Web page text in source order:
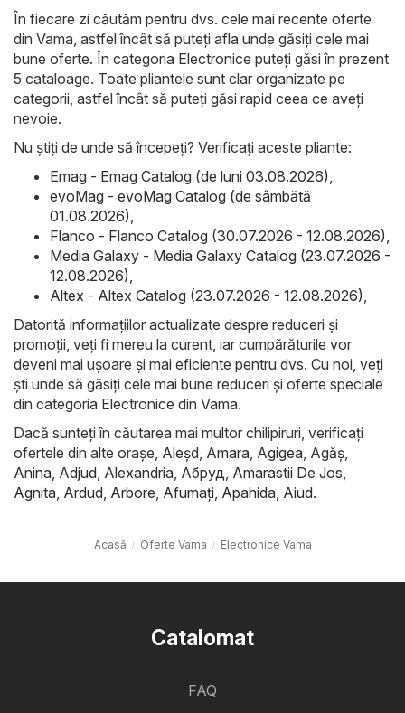
În fiecare zi căutăm pentru dvs. cele mai recente oferte
din Vama, astfel încât să puteți afla unde găsiți cele mai
bune oferte. În categoria Electronice puteți găsi în prezent
5 cataloage. Toate pliantele sunt clar organizate pe
categorii, astfel încât să puteți găsi rapid ceea ce aveți
nevoie.
Nu știți de unde să începeți? Verificați aceste pliante:
Emag - Emag Catalog (de luni 03.08.2026)
evoMag - evoMag Catalog (de sâmbătă
01.08.2026)
Flanco - Flanco Catalog (30.07.2026 - 12.08.2026)
Media Galaxy - Media Galaxy Catalog (23.07.2026 -
12.08.2026)
Altex - Altex Catalog (23.07.2026 - 12.08.2026)
Datorită informațiilor actualizate despre reduceri și
promoții, veți fi mereu la curent, iar cumpărăturile vor
deveni mai ușoare și mai eficiente pentru dvs. Cu noi, veți
ști unde să găsiți cele mai bune reduceri și oferte speciale
din categoria Electronice din Vama.
Dacă sunteți în căutarea mai multor chilipiruri, verificați
ofertele din alte orașe, Aleşd Amara Agigea Agăş
Anina Adjud Alexandria Абруд Amarastii De Jos
Agnita Ardud Arbore Afumaţi Apahida Aiud.
Acasă Oferte Vama Electronice Vama
Catalomat
FAQ